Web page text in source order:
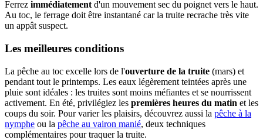
Ferrez immédiatement d'un mouvement sec du poignet vers le haut.
Au toc, le ferrage doit être instantané car la truite recrache très vite
un appât suspect.
Les meilleures conditions
La pêche au toc excelle lors de l'ouverture de la truite (mars) et
pendant tout le printemps. Les eaux légèrement teintées après une
pluie sont idéales : les truites sont moins méfiantes et se nourrissent
activement. En été, privilégiez les premières heures du matin et les
coups du soir. Pour varier les plaisirs, découvrez aussi la pêche à la
nymphe ou la pêche au vairon manié, deux techniques
complémentaires pour traquer la truite.